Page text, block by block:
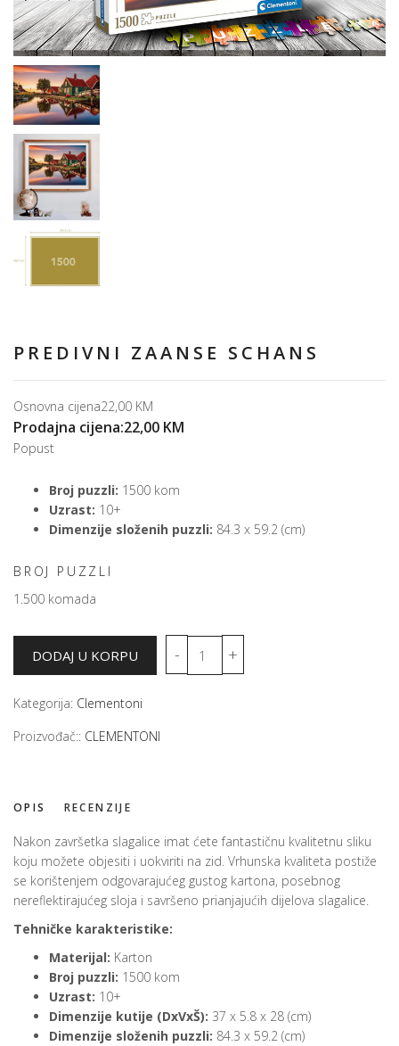
PREDIVNI ZAANSE SCHANS
Osnovna cijena22,00 KM
Prodajna cijena:22,00 KM
Popust
Broj puzzli: 1500 kom
Uzrast: 10+
Dimenzije složenih puzzli: 84.3 x 59.2 (cm)
BROJ PUZZLI
1.500 komada
Kategorija: Clementoni
Proizvođač:: CLEMENTONI
OPIS RECENZIJE
Nakon završetka slagalice imat ćete fantastičnu kvalitetnu sliku
koju možete objesiti i uokviriti na zid. Vrhunska kvaliteta postiže
se korištenjem odgovarajućeg gustog kartona, posebnog
nereflektirajućeg sloja i savršeno prianjajućih dijelova slagalice.
Tehničke karakteristike:
Materijal: Karton
Broj puzzli: 1500 kom
Uzrast: 10+
Dimenzije kutije (DxVxŠ): 37 x 5.8 x 28 (cm)
Dimenzije složenih puzzli: 84.3 x 59.2 (cm)